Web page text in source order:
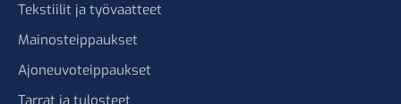
Tekstiilit ja työvaatteet
Mainosteippaukset
Ajoneuvoteippaukset
Tarrat ja tulosteet